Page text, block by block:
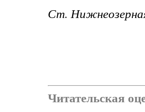
Ст.
Читательская